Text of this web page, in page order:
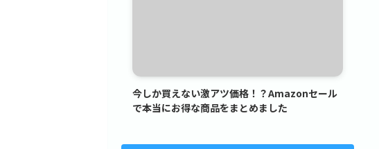
今しか買えない激アツ価格！？Amazonセール
で本当にお得な商品をまとめました